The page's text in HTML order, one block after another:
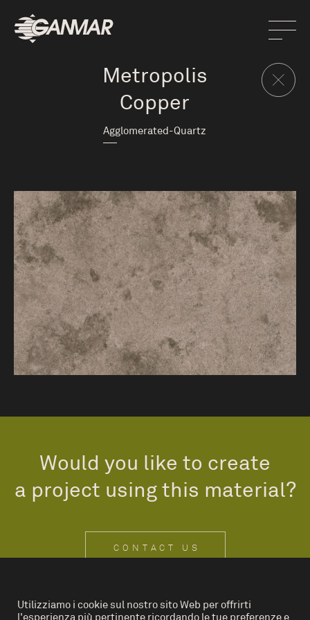
Metropolis
Copper
Agglomerated-Quartz
Would you like to create
a project using this material?
CONTACT US
IT EN
Utilizziamo i cookie sul nostro sito Web per offrirti